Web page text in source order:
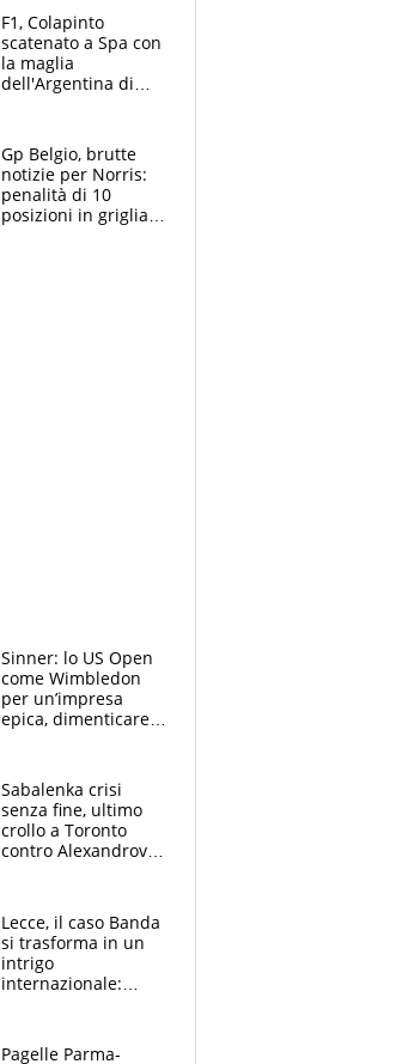
vede l'ora
F1, Colapinto
scatenato a Spa con
la maglia
dell'Argentina di
le parolacce"
Gp Belgio, brutte
notizie per Norris:
penalità di 10
posizioni in griglia,
Sinner: lo US Open
come Wimbledon
per un’impresa
epica, dimenticare
azzerare le
speranze dei rivali
Sabalenka crisi
senza fine, ultimo
crollo a Toronto
contro Alexandrova
rischio
Lecce, il caso Banda
si trasforma in un
intrigo
internazionale:
l’intervento di
Pagelle Parma-